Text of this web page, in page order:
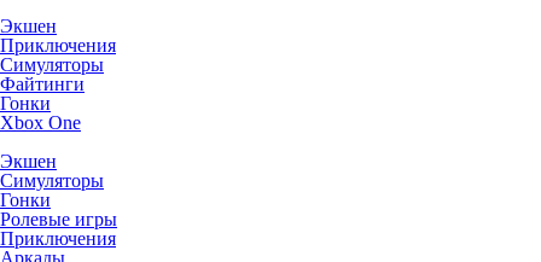
Экшен
Приключения
Симуляторы
Файтинги
Гонки
Xbox One
Экшен
Симуляторы
Гонки
Ролевые игры
Приключения
Аркады